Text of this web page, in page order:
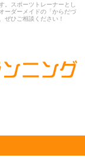
。スポーツトレーナーとし
ーダーメイドの「からだづ
ぜひご相談ください！